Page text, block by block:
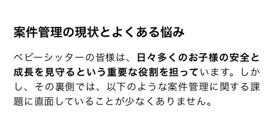
案件管理の現状とよくある悩み
ベビーシッターの皆様は、 日々多くのお子様の安全と
成長を見守るという重要な役割を担っています。しか
し、その裏側では、以下のような案件管理に関する課
題に直面していることが少なくありません。